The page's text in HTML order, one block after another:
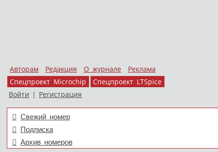
Авторам Редакция О журнале
Реклама
Спецпроект Microchip
Спецпроект LTSpice
Войти | Регистрация
Свежий номер
Подписка
Архив номеров